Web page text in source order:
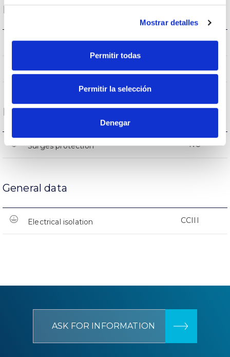
Mostrar detalles
Permitir todas
Permitir la selección
Denegar
Life
Lifetime (L70B50>)50.000h
Lifetime (L70B50>)50.000h
Protections
Surges protection NO
General data
Electrical isolation CCIII
ASK FOR INFORMATION